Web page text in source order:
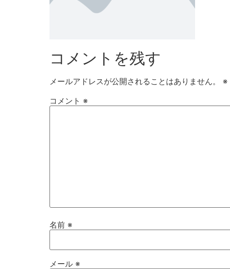
コメントを残す
メールアドレスが公開されることはありません。 ※
コメント ※
名前 ※
メール ※